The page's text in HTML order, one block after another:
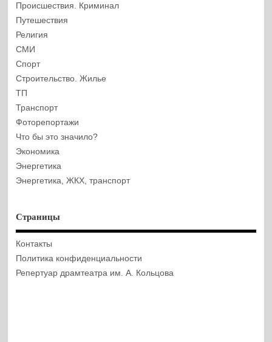
Происшествия. Криминал
Путешествия
Религия
СМИ
Спорт
Строительство. Жилье
ТП
Транспорт
Фоторепортажи
Что бы это значило?
Экономика
Энергетика
Энергетика, ЖКХ, транспорт
Страницы
Контакты
Политика конфиденциальности
Репертуар драмтеатра им. А. Кольцова